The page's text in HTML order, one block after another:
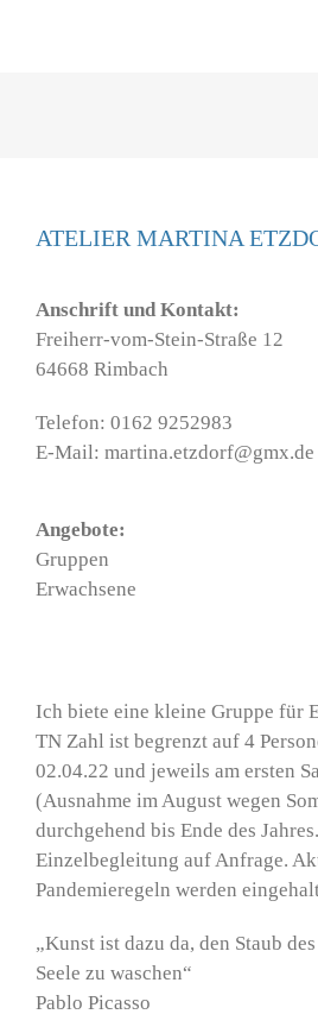
ATELIER MARTINA
Anschrift und Kontakt:
Freiherr-vom-Stein-Straße 12
64668 Rimbach
Telefon: 0162 9252983
E-Mail: martina.etzdorf@gmx.de
Angebote:
Gruppen
Erwachsene
Ich biete eine kleine Gruppe für
TN Zahl ist begrenzt auf 4
02.04.22 und jeweils am ersten
(Ausnahme im August wegen
durchgehend bis Ende des
Einzelbegleitung auf Anfrage.
Pandemieregeln werden
„Kunst ist dazu da, den Staub
Seele zu waschen“
Pablo Picasso